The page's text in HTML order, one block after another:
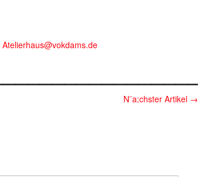
Atelierhaus@vokdams.de
N¨a;chster Artikel →